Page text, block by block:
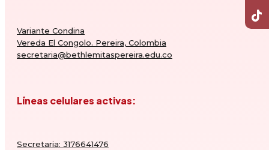
Variante Condina
Vereda El Congolo. Pereira, Colombia
secretaria@bethlemitaspereira.edu.co
Líneas celulares activas:
Secretaria: 3176641476